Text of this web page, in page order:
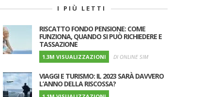
I PIÙ LETTI
RISCATTO FONDO PENSIONE: COME
FUNZIONA, QUANDO SI PUÒ RICHIEDERE E
TASSAZIONE
1.3M VISUALIZZAZIONI DI ONLINE SIM
VIAGGI E TURISMO: IL 2023 SARÀ DAVVERO
L’ANNO DELLA RISCOSSA?